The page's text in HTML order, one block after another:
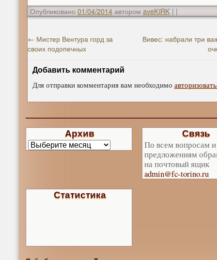
Опубликовано 01/04/2014 автором aveKiRK | |
← Мистер Вентура горд за
своих подопечных
Вивес: набрали три
Добавить комментарий
Для отправки комментария вам необходимо
Архив Связь
По всем вопросам и
предложениям
на почтовый ящик
admin@fc-torino.ru
Статистика